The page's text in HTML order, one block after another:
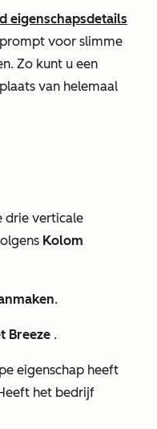
eigenschapsdetails
voor slimme
Zo kunt u een
van helemaal
drie verticale
Kolom
.
Breeze .
eigenschap heeft
het bedrijf